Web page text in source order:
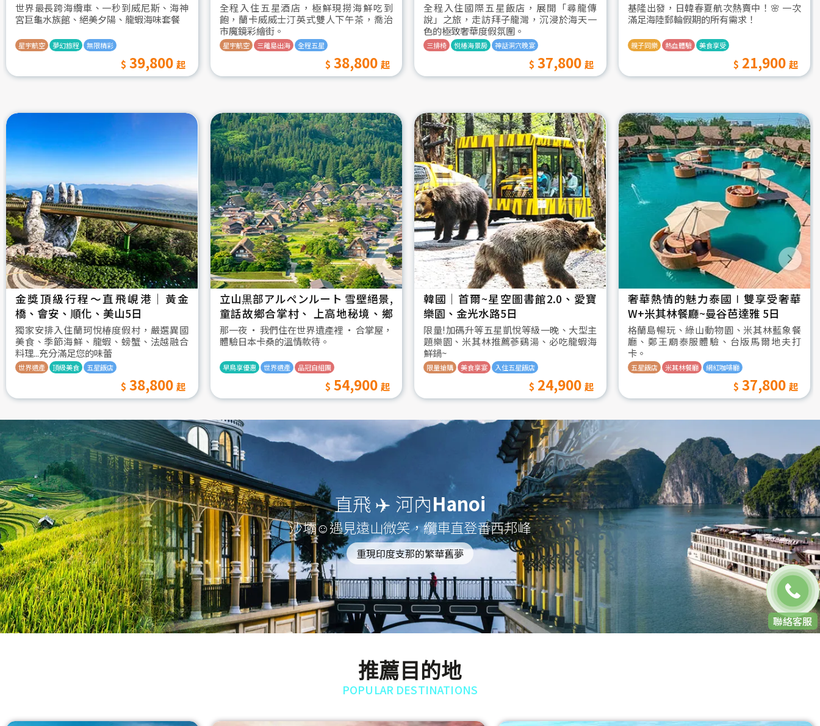
世界最長跨海纜車、一秒到威尼斯、海神
宮巨龜水族館、絕美夕陽、龍蝦海味套餐
星宇航空 夢幻旅程 無限精彩
39,800
全程入住五星酒店，極鮮現撈海鮮吃到
飽，蘭卡威威士汀英式雙人下午茶，喬治
市魔鏡彩繪街。
星宇航空 三離島出海 全程五星
38,800
全程入住國際五星飯店，展開「尋龍傳
說」之旅，走訪拜子龍灣，沉浸於海天一
色的極致奢華度假氛圍。
三排椅 悦椿海景房 神話洞穴晚宴
37,800
基隆出發，日韓春夏航次熱賣中！🌸 一次
滿足海陸郵輪假期的所有需求！
親子同樂 熱血體驗 美食享受
21,900
金獎頂級行程～直飛峴港｜黃金
橋、會安、順化、美山5日
獨家安排入住蘭珂悅椿度假村，嚴選異國
美食、季節海鮮、龍蝦、螃蟹、法越融合
料理...充分滿足您的味蕾
世界遺產 頂級美食 五星飯店
38,800
立山黒部アルペンルート 雪壁絕景,
童話故鄉合掌村、 上高地秘境、鄉
村古街町5日
那一夜 ‧ 我們住在世界遺產裡 ‧ 合掌屋，
體驗日本卡桑的溫情款待。
早鳥享優惠 世界遺產 品冠自組團
54,900
韓國│首爾~星空圖書館2.0、愛寶
樂園、金光水路5日
限量!加碼升等五星凱悅等級一晚、大型主
題樂園、米其林推薦蔘鷄湯、必吃龍蝦海
鮮鍋~
限量搶購 美食享宴 入住五星飯店
24,900
奢華熱情的魅力泰國∣雙享受奢華
W+米其林餐廳~曼谷芭達雅 5日
格蘭島暢玩、綠山動物園、米其林藍象餐
廳、鄭王廟泰服體驗、台版馬爾地夫打
卡。
五星飯店 米其林餐廳 網紅咖啡廳
37,800
直飛 ✈️ 河內Hanoi
沙壩☺遇見遠山微笑，纜車直登番西邦峰
重現印度支那的繁華舊夢
推薦目的地
POPULAR DESTINATIONS
聯絡客服
免費通話